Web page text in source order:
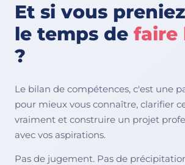
Et si vous
le temps de faire
?
Le bilan de compétences, c'est une
pour mieux vous connaître, clarifier
vraiment et construire un projet
avec vos aspirations.
Pas de jugement. Pas de